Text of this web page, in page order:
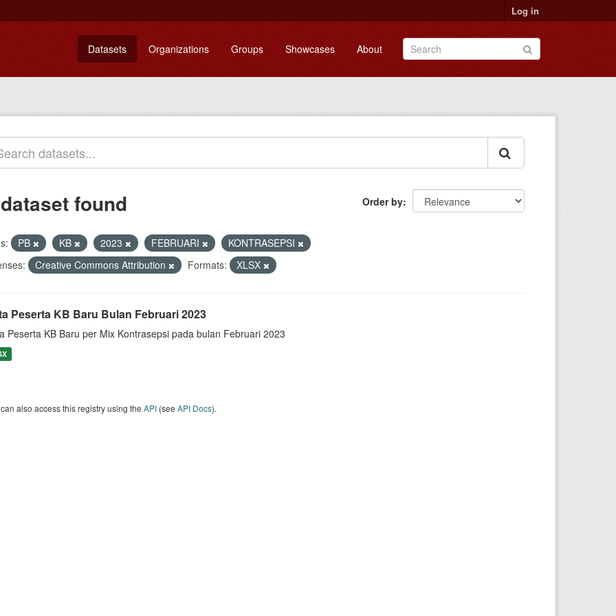
Log in
Datasets Organizations Groups Showcases About
Order by
found
PB KB 2023 FEBRUARI
KONTRASEPSI
Creative Commons Attribution Formats: XLSX
Peserta KB Baru Bulan Februari 2023
Peserta KB Baru per Mix Kontrasepsi pada bulan Februari 2023
also access this registry using the API (see API Docs).